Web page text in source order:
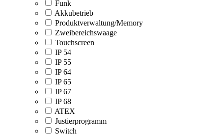
Funk
Akkubetrieb
Produktverwaltung/Memory
Zweibereichswaage
Touchscreen
IP 54
IP 55
IP 64
IP 65
IP 67
IP 68
ATEX
Justierprogramm
Switch